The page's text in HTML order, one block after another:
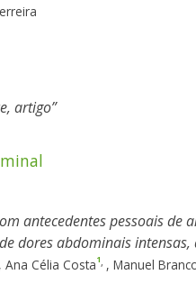
artigo
antecedentes pessoais
dores abdominais
, Ana Célia Costa1, , Manuel